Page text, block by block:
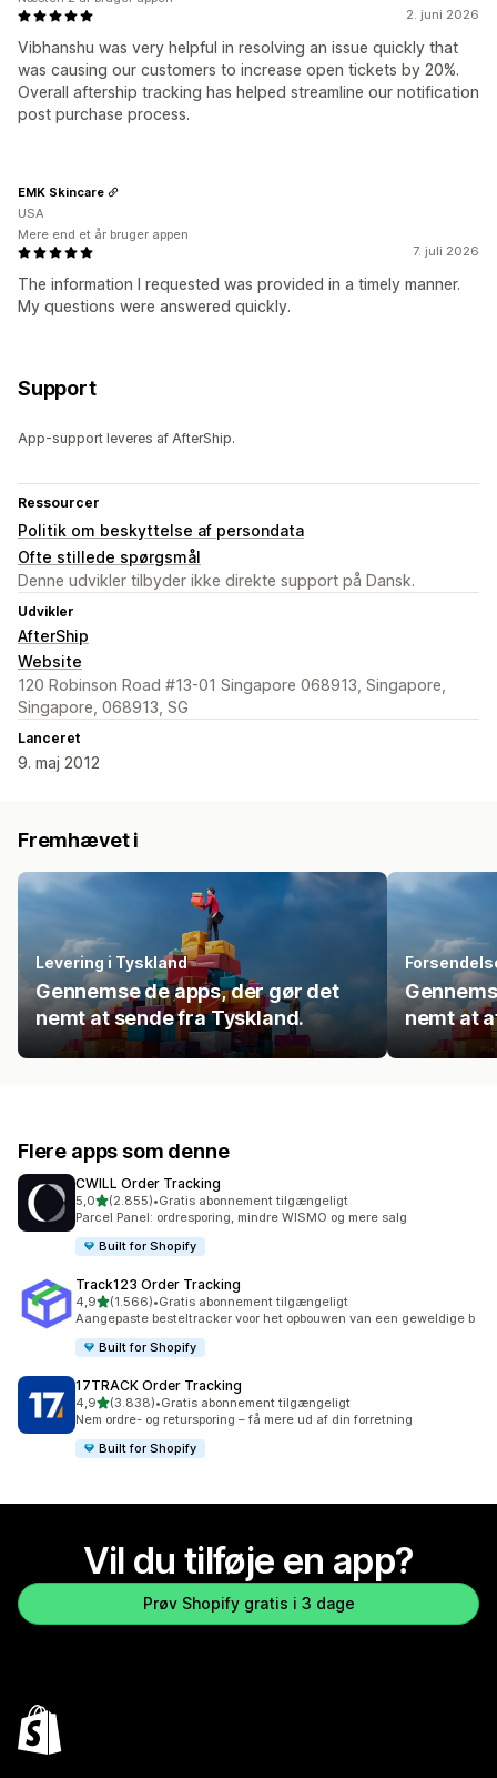
2. juni 2026
Vibhanshu was very helpful in resolving an issue quickly that
was causing our customers to increase open tickets by 20%.
Overall aftership tracking has helped streamline our notification
post purchase process.
7. juli 2026
The information I requested was provided in a timely manner.
My questions were answered quickly.
EMK Skincare
USA
Mere end et år bruger appen
Support
App-support leveres af AfterShip.
Ressourcer
Politik om beskyttelse af persondata
Ofte stillede spørgsmål
Denne udvikler tilbyder ikke direkte support på Dansk.
Udvikler
AfterShip
Website
120 Robinson Road #13-01 Singapore 068913, Singapore,
Singapore, 068913, SG
Lanceret
9. maj 2012
Fremhævet i
Levering i Tyskland
Gennemse de apps, der gør det
nemt at sende fra Tyskland.
nemt at
Flere apps som denne
CWILL Order Tracking
5,0ud af 5 stjerner
(2.855)
2855 anmeldelser i alt
•Gratis abonnement tilgængeligt
Parcel Panel: ordresporing, mindre WISMO og mere salg
Built for Shopify
Track123 Order Tracking
4,9ud af 5 stjerner
(1.566)
1566 anmeldelser i alt
•Gratis abonnement tilgængeligt
Aangepaste besteltracker voor het opbouwen van een geweldige b
Built for Shopify
17TRACK Order Tracking
4,9ud af 5 stjerner
(3.838)
3838 anmeldelser i alt
•Gratis abonnement tilgængeligt
Nem ordre- og retursporing – få mere ud af din forretning
Built for Shopify
Vil du tilføje en app?
Prøv Shopify gratis i 3 dage